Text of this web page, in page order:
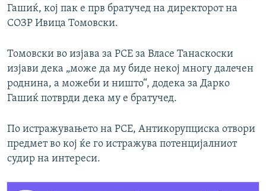
Гашиќ, кој пак е прв братучед на директорот на
СОЗР Ивица Томовски.
Томовски во изјава за РСЕ за Власе Танаскоски
изјави дека „може да му биде некој многу далечен
роднина, а можеби и ништо“, додека за Дарко
Гашиќ потврди дека му е братучед.
По истражувањето на РСЕ, Антикорупциска отвори
предмет во кој ќе го истражува потенцијалниот
судир на интереси.